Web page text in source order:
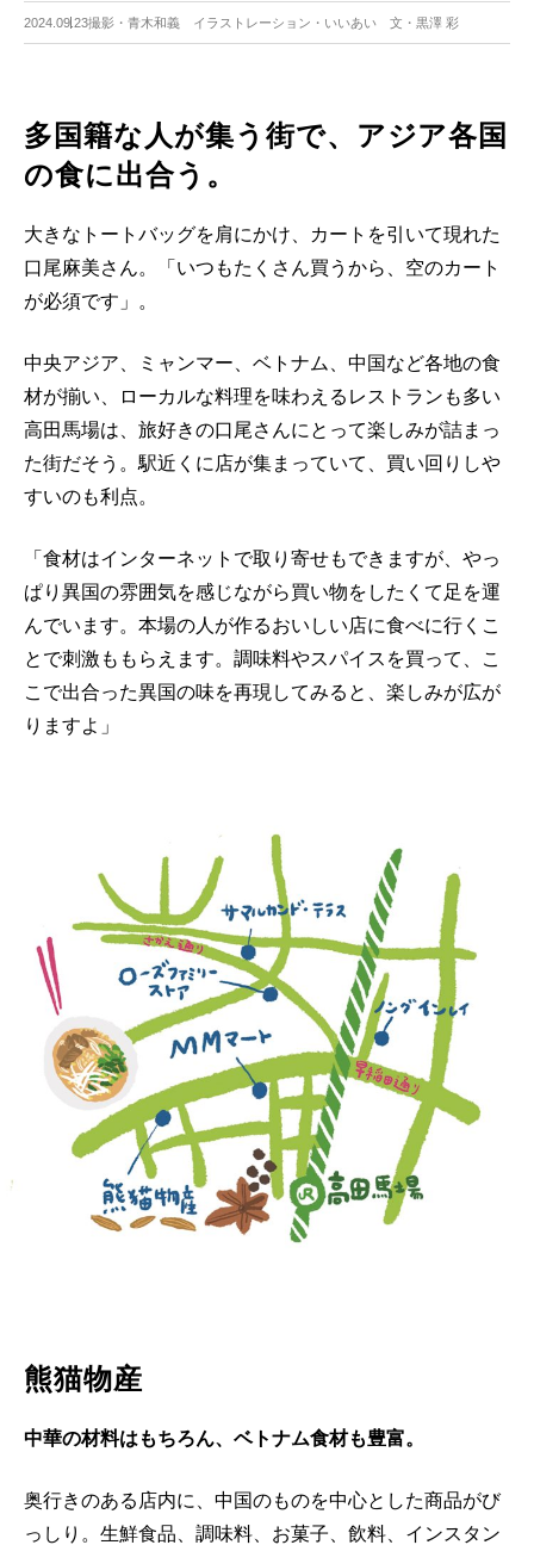
2024.09.23撮影・青木和義 イラストレーション・いいあい 文・黒澤 彩
多国籍な人が集う街で、アジア各国
の食に出合う。
大きなトートバッグを肩にかけ、カートを引いて現れた
口尾麻美さん。「いつもたくさん買うから、空のカート
が必須です」。
中央アジア、ミャンマー、ベトナム、中国など各地の食
材が揃い、ローカルな料理を味わえるレストランも多い
高田馬場は、旅好きの口尾さんにとって楽しみが詰まっ
た街だそう。駅近くに店が集まっていて、買い回りしや
すいのも利点。
「食材はインターネットで取り寄せもできますが、やっ
ぱり異国の雰囲気を感じながら買い物をしたくて足を運
んでいます。本場の人が作るおいしい店に食べに行くこ
とで刺激ももらえます。調味料やスパイスを買って、こ
こで出合った異国の味を再現してみると、楽しみが広が
りますよ」
熊猫物産
中華の材料はもちろん、ベトナム食材も豊富。
奥行きのある店内に、中国のものを中心とした商品がび
っしり。生鮮食品、調味料、お菓子、飲料、インスタン